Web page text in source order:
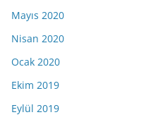
Mayıs 2020
Nisan 2020
Ocak 2020
Ekim 2019
Eylül 2019